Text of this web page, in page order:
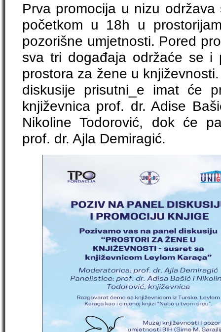
Prva promocija u nizu
početkom u 18h u
pozorišne umjetnosti. Pored
sva tri događaja održaće se i
prostora za žene u
diskusije prisutni_e imat će
književnica prof. dr. Adise
Nikoline Todorović, dok će
prof. dr. Ajla Demiragić.